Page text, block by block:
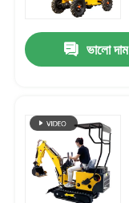
বাড়ি
ভালো দাম